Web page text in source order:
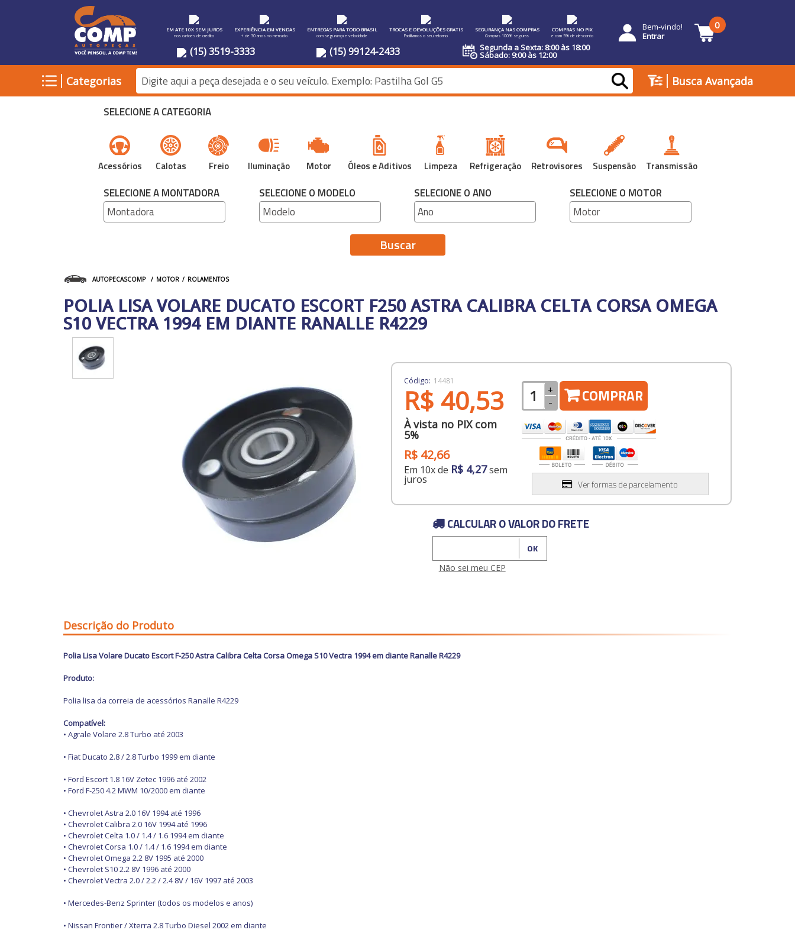
EM ATE 10X SEM JUROS
nos cartoes de credito
EXPERIÊNCIA EM VENDAS
+ de 30 anos no mercado
ENTREGAS PARA TODO BRASIL
com segurança e velocidade
TROCAS E DEVOLUÇÕES GRATIS
Facilitamos o seu retorno
SEGURANÇA NAS COMPRAS
Compras 100% seguras
COMPRAS NO PIX
e com 5% de desconto
(15) 3519-3333 (15) 99124-2433 Segunda a Sexta: 8:00 às 18:00
Sábado: 9:00 às 12:00
Bem-vindo!
Entrar
0
| Categorias | Busca Avançada
SELECIONE A CATEGORIA
Acessórios Calotas Freio Iluminação Motor Óleos e Aditivos Limpeza Refrigeração Retrovisores Suspensão Transmissão
SELECIONE A MONTADORA SELECIONE O MODELO SELECIONE O ANO SELECIONE O MOTOR
Buscar
AUTOPECASCOMP MOTOR ROLAMENTOS
POLIA LISA VOLARE DUCATO ESCORT F250 ASTRA CALIBRA CELTA CORSA OMEGA
S10 VECTRA 1994 EM DIANTE RANALLE R4229
Código: 14481
R$ 40,53
À vista no PIX com
5%
R$ 42,66
Em 10x de R$ 4,27sem
juros
+
-
COMPRAR
Ver formas de parcelamento
CALCULAR O VALOR DO FRETE
Não sei meu CEP
Descrição do Produto
Polia Lisa Volare Ducato Escort F-250 Astra Calibra Celta Corsa Omega S10 Vectra 1994 em diante Ranalle R4229
Produto:
Polia lisa da correia de acessórios Ranalle R4229
Compatível:
• Agrale Volare 2.8 Turbo até 2003
• Fiat Ducato 2.8 / 2.8 Turbo 1999 em diante
• Ford Escort 1.8 16V Zetec 1996 até 2002
• Ford F-250 4.2 MWM 10/2000 em diante
• Chevrolet Astra 2.0 16V 1994 até 1996
• Chevrolet Calibra 2.0 16V 1994 até 1996
• Chevrolet Celta 1.0 / 1.4 / 1.6 1994 em diante
• Chevrolet Corsa 1.0 / 1.4 / 1.6 1994 em diante
• Chevrolet Omega 2.2 8V 1995 até 2000
• Chevrolet S10 2.2 8V 1996 até 2000
• Chevrolet Vectra 2.0 / 2.2 / 2.4 8V / 16V 1997 até 2003
• Mercedes-Benz Sprinter (todos os modelos e anos)
• Nissan Frontier / Xterra 2.8 Turbo Diesel 2002 em diante